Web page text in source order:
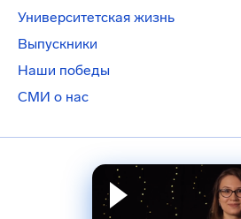
Университетская жизнь
Выпускники
Наши победы
СМИ о нас